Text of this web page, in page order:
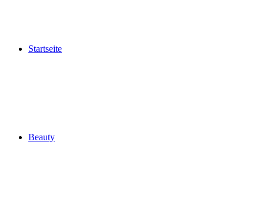
Startseite
Beauty